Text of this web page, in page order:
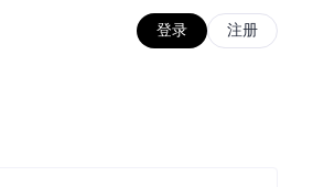
登录 注册